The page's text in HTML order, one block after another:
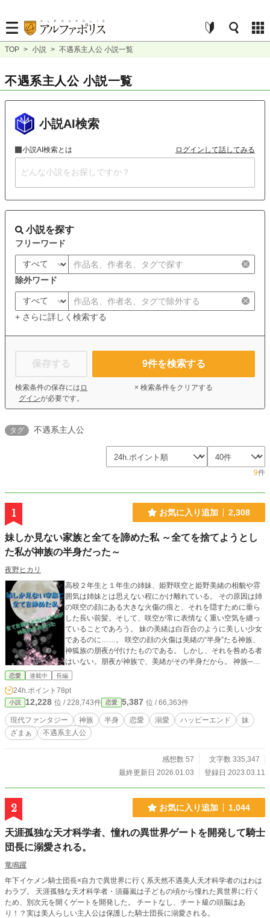
TOP > 小説 > 不遇系主人公 小説一覧
不遇系主人公 小説一覧
小説AI検索
小説AI検索とは ログインして話してみる
小説を探す
フリーワード
除外ワード
+ さらに詳しく検索する
保存する
検索条件の保存には ロ
グインが必要です。
9件を検索する
× 検索条件をクリアする
タグ 不遇系主人公
9件
1 お気に入り追加 2,308
妹しか見ない家族と全てを諦めた私 ～全てを捨てようとし
た私が神族の半身だった～
夜野ヒカリ
高校２年生と１年生の姉妹、姫野咲空と姫野美緒の相貌や雰
囲気は姉妹とは思えない程にかけ離れている。 その原因は姉
の咲空の顔にある大きな火傷の痕と、それを隠すために垂ら
した長い前髪。そして、咲空が常に表情なく重い空気を纏っ
ていることであろう。 妹の美緒は白百合のように美しい少女
であるのに……。 咲空の顔の火傷は美緒の“半身”たる神族、
神狐族の朋夜が付けたものである。 しかし、それを咎める者
はいない。朋夜が神族で、美緒がその半身だから。 神族──
それは、伊邪那岐命と伊邪那美命が日本列島を去る際に、
る。 咲空はその炎に焼かれたのだ。 常に妹を優先しなければ
ならない生活、、そんな生活に疲れきり、唯一の宝物である
祖母の遺品を壊されたことで希望を失った咲空は、全てを捨
てようと凍てつく河へと身を投げた。 そんな咲空を救ったの
は、咲空のことを自らの半身であるという、最高位の神族。
して、家族が咲空を冷遇していた裏に隠された悲しい真実と
恋愛 連載中 長編
24h.ポイント 78pt
小説 12,228 位 / 228,743件 恋愛 5,387 位 / 66,363件
現代ファンタジー 神族 半身 恋愛 溺愛 ハッピーエンド
妹
ざまぁ
不遇系主人公
感想数 57
文字数 335,347
最終更新日 2026.01.03
登録日 2023.03.11
2 お気に入り追加 1,044
天涯孤独な天才科学者、憧れの異世界ゲートを開発して騎士
団長に溺愛される。
竜鳴躍
年下イケメン騎士団長×自力で異世界に行く系天然不遇美人天才科学者のはわは
わラブ。 天涯孤独な天才科学者・須藤嵐は子どもの頃から憧れた異世界に行く
ため、別次元を開くゲートを開発した。 チートなし、チート級の頭脳はあ
り！？実は美人らしい主人公は保護した騎士団長に溺愛される。